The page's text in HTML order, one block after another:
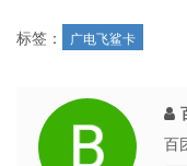
激活方式
充值链接
激活单页/充值链
标签： 广电飞鲨卡
百